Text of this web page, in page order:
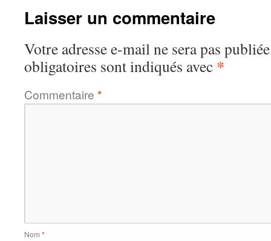
Laisser un commentaire
Votre adresse e-mail ne sera pas
obligatoires sont indiqués avec *
Commentaire *
Nom *